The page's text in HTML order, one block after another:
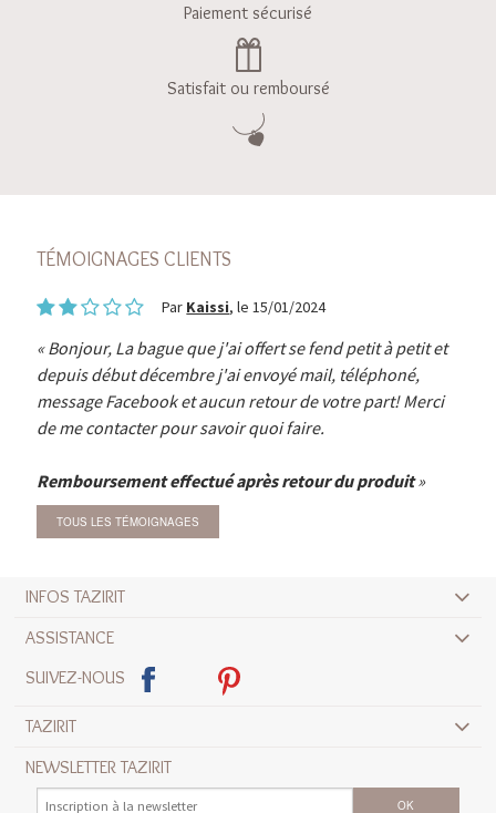
Paiement sécurisé
Satisfait ou remboursé
TÉMOIGNAGES CLIENTS
Par Kaissi, le 15/01/2024
Bonjour, La bague que j'ai offert se fend petit à petit et
depuis début décembre j'ai envoyé mail, téléphoné,
message Facebook et aucun retour de votre part! Merci
de me contacter pour savoir quoi faire.
Remboursement effectué après retour du produit
TOUS LES TÉMOIGNAGES
INFOS TAZIRIT
ASSISTANCE
SUIVEZ-NOUS
TAZIRIT
NEWSLETTER TAZIRIT